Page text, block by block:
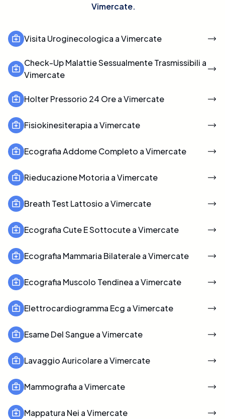
Vimercate.
Visita Uroginecologica a Vimercate
Check-Up Malattie Sessualmente Trasmissibili a
Vimercate
Holter Pressorio 24 Ore a Vimercate
Fisiokinesiterapia a Vimercate
Ecografia Addome Completo a Vimercate
Rieducazione Motoria a Vimercate
Breath Test Lattosio a Vimercate
Ecografia Cute E Sottocute a Vimercate
Ecografia Mammaria Bilaterale a Vimercate
Ecografia Muscolo Tendinea a Vimercate
Elettrocardiogramma Ecg a Vimercate
Esame Del Sangue a Vimercate
Lavaggio Auricolare a Vimercate
Mammografia a Vimercate
Mappatura Nei a Vimercate